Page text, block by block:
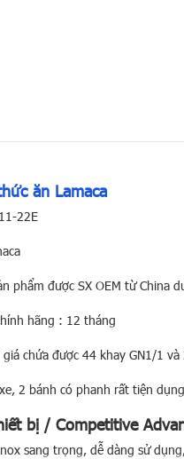
ăn Lamaca
22E
phẩm được SX OEM từ China
hãng : 12 tháng
chứa được 44 khay GN1/1 và
2 bánh có phanh rất tiện dụng
bị / Competitive
sang trọng, dễ dàng sử